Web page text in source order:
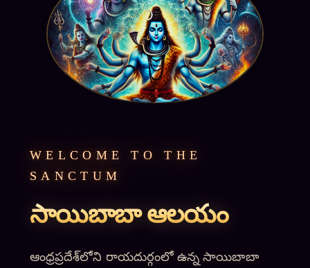
WELCOME TO THE
SANCTUM
సాయిబాబా ఆలయం
ఆంధ్రప్రదేశ్‌లోని రాయదుర్గంలో ఉన్న సాయిబాబా